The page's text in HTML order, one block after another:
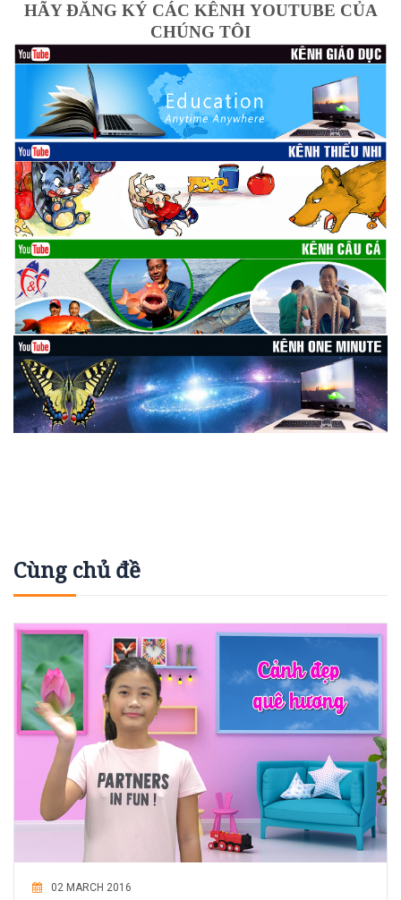
HÃY ĐĂNG KÝ CÁC KÊNH YOUTUBE CỦA
CHÚNG TÔI
Cùng chủ đề
02 MARCH 2016